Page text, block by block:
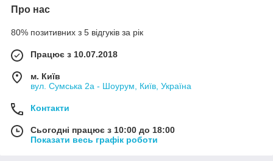
Про нас
80% позитивних з 5 відгуків за рік
Працює з 10.07.2018
м. Київ
вул. Сумська 2а - Шоурум, Київ, Україна
Контакти
Сьогодні працює з 10:00 до 18:00
Показати весь графік роботи